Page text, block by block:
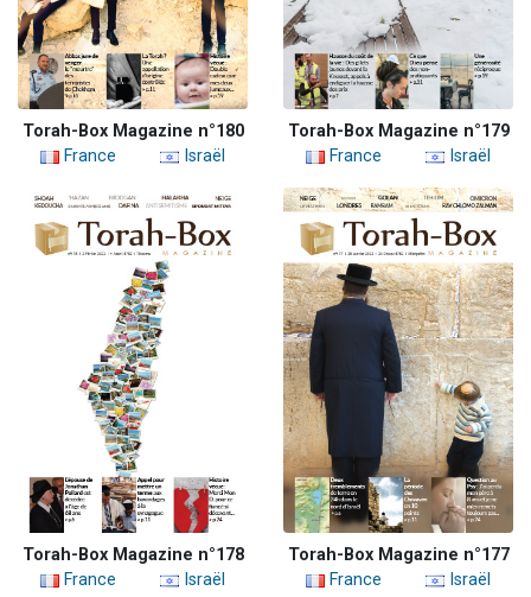
Torah-Box Magazine n°180
France
Israël
Torah-Box Magazine n°179
France
Israël
Torah-Box Magazine n°178
France
Israël
Torah-Box Magazine n°177
France
Israël